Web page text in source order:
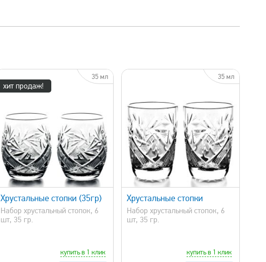
хит продаж!
35 мл
Хрустальные стопки (35гр)
Набор хрустальный стопок, 6
шт, 35 гр.
купить в 1 клик
35 мл
быстрый просмотр
Хрустальные стопки
Набор хрустальный стопок, 6
шт, 35 гр.
купить в 1 клик